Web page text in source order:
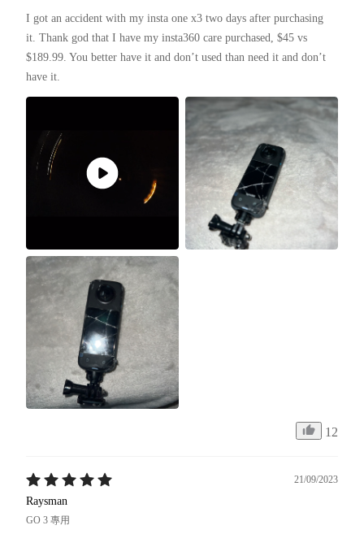
I got an accident with my insta one x3 two days after purchasing
it. Thank god that I have my insta360 care purchased, $45 vs
$189.99. You better have it and don’t used than need it and don’t
have it.
12
21/09/2023
Raysman
GO 3 專用